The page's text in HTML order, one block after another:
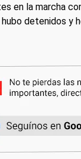
en la marcha
detenidos y